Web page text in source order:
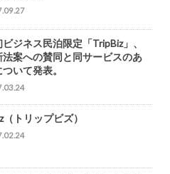
ビジネス民泊限定「TripBiz」、
法案への賛同と同サービスのあ
いて発表。
（トリップビズ）